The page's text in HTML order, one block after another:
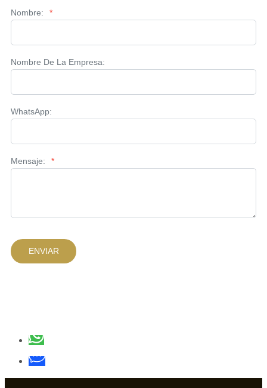
Nombre: *
Nombre De La Empresa:
WhatsApp:
Mensaje: *
ENVIAR